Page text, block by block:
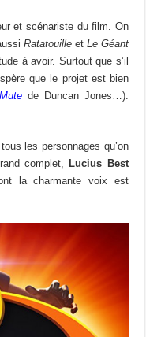
et scénariste du film. On
Ratatouilleet Le Géant
à avoir. Surtout que s’il
que le projet est bien
Mutede Duncan Jones…).
les personnages qu’on
complet,
Lucius Best
la charmante voix est